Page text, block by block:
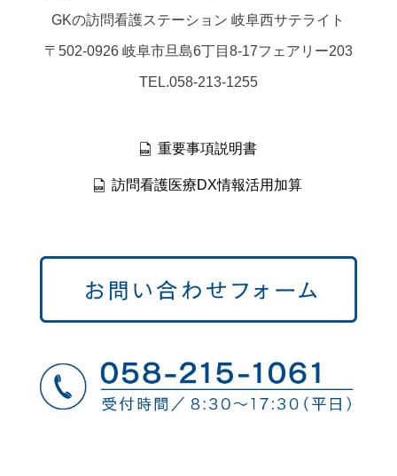
GKの訪問看護ステーション 岐阜西サテライト
〒502-0926 岐阜市旦島6丁目8-17フェアリー203
TEL.058-213-1255
重要事項説明書
訪問看護医療DX情報活用加算